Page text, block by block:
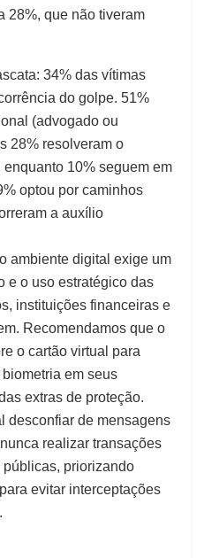
28%, que não tiveram
34% das vítimas
do golpe. 51%
(advogado ou
28% resolveram o
10% seguem em
optou por caminhos
a auxílio
ambiente digital exige um
e o uso estratégico das
instituições financeiras e
Recomendamos que o
o cartão virtual para
em seus
extras de proteção.
desconfiar de mensagens
realizar transações
priorizando
evitar interceptações